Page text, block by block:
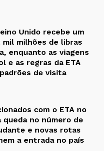
Unido recebe um
mil milhões de libras
enquanto as viagens
e as regras da ETA
de visita
com o ETA no
queda no número de
e novas rotas
a entrada no país